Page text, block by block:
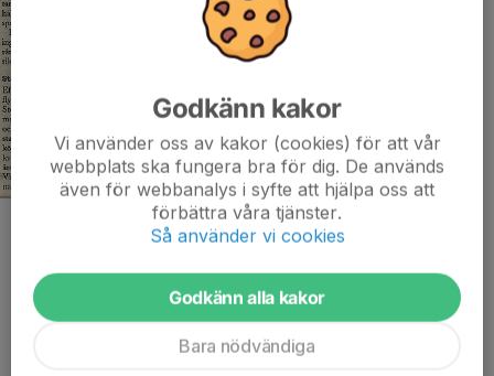
Godkänn kakor
Vi använder oss av kakor (cookies) för att vår
webbplats ska fungera bra för dig. De används
även för webbanalys i syfte att hjälpa oss att
förbättra våra tjänster.
Så använder vi cookies
Godkänn alla kakor
Bara nödvändiga